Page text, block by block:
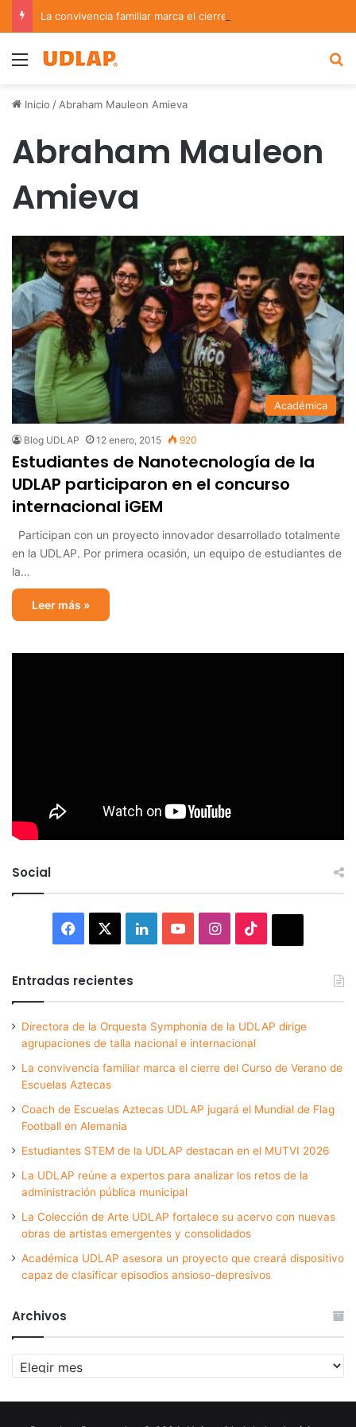
Menu
Inicio / Abraham Mauleon Amieva
Abraham Mauleon
Amieva
Académica
Blog UDLAP 12 enero, 2015 920
Estudiantes de Nanotecnología de la
UDLAP participaron en el concurso
internacional iGEM
Participan con un proyecto innovador desarrollado totalmente
en la UDLAP. Por primera ocasión, un equipo de estudiantes de
la…
Leer más »
Social
Facebook LinkedInYouTubeInstagram
Entradas recientes
Directora de la Orquesta Symphonia de la UDLAP dirige
agrupaciones de talla nacional e internacional
La convivencia familiar marca el cierre del Curso de Verano de
Escuelas Aztecas
Coach de Escuelas Aztecas UDLAP jugará el Mundial de Flag
Football en Alemania
Estudiantes STEM de la UDLAP destacan en el MUTVI 2026
La UDLAP reúne a expertos para analizar los retos de la
administración pública municipal
La Colección de Arte UDLAP fortalece su acervo con nuevas
obras de artistas emergentes y consolidados
Académica UDLAP asesora un proyecto que creará dispositivo
capaz de clasificar episodios ansioso-depresivos
Archivos
Archivos